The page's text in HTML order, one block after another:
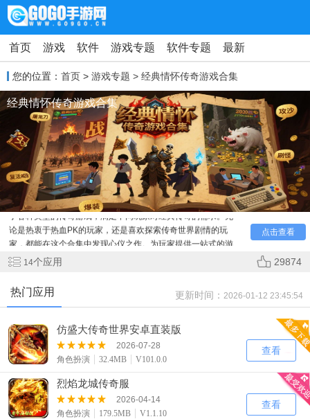
首页 游戏 软件 游戏专题 软件专题 最新
您的位置： 首页 > 游戏专题 > 经典情怀传奇游戏合集
经典情怀传奇游戏合集
点击查看
经典情怀传奇游戏合集聚合了众多充满情怀的传奇游戏，
无论是复古风格，还是创新玩法的版本，都能在此找到。涵盖
了各种类型的传奇游戏，满足不同玩家对经典传奇的需求。无
论是热衷于热血PK的玩家，还是喜欢探索传奇世界剧情的玩
家，都能在这个合集中发现心仪之作。为玩家提供一站式的游
游戏，尽情沉浸在充满回忆与激情的传奇世界里。
14个应用 29874
热门应用 更新时间： 2026-01-12 23:45:54
仿盛大传奇世界安卓直装版
2026-07-28
角色扮演
32.4MB V101.0.0
查看
烈焰龙城传奇服
2026-04-14
角色扮演
179.5MB V1.1.10
查看